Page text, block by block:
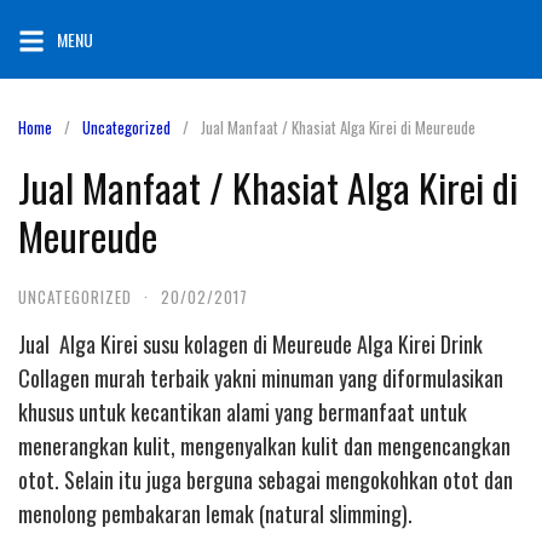
content
MENU
Home Uncategorized Jual Manfaat / Khasiat Alga Kirei di Meureude
Jual Manfaat / Khasiat Alga Kirei di
Meureude
UNCATEGORIZED · 20/02/2017
Jual Alga Kirei susu kolagen di Meureude Alga Kirei Drink
Collagen murah terbaik yakni minuman yang diformulasikan
khusus untuk kecantikan alami yang bermanfaat untuk
menerangkan kulit, mengenyalkan kulit dan mengencangkan
otot. Selain itu juga berguna sebagai mengokohkan otot dan
menolong pembakaran lemak (natural slimming).